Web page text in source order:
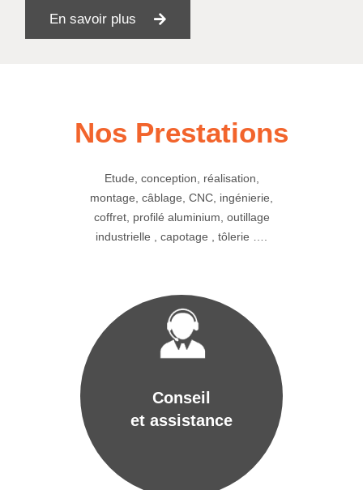
En savoir plus
Nos Prestations
Etude, conception, réalisation,
montage, câblage, CNC, ingénierie,
coffret, profilé aluminium, outillage
industrielle , capotage , tôlerie ….
Conseil
et assistance